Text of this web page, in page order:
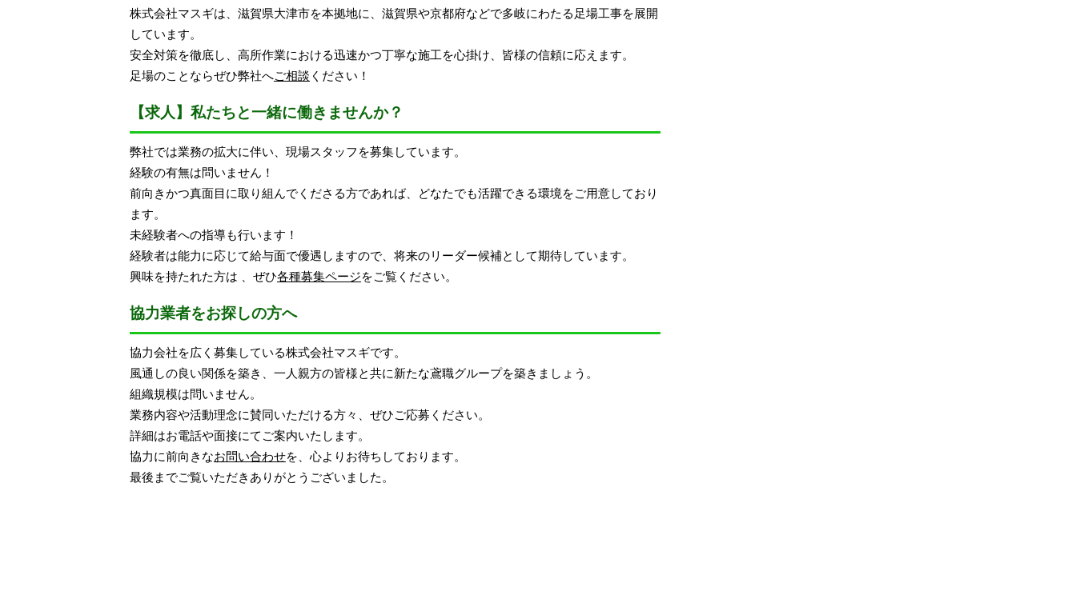
株式会社マスギは、滋賀県大津市を本拠地に、滋賀県や京都府などで多岐にわたる足場工事を展開
しています。
安全対策を徹底し、高所作業における迅速かつ丁寧な施工を心掛け、皆様の信頼に応えます。
足場のことならぜひ弊社へご相談 ください！
【求人】私たちと一緒に働きませんか？
弊社では業務の拡大に伴い、現場スタッフを募集しています。
経験の有無は問いません！
前向きかつ真面目に取り組んでくださる方であれば、どなたでも活躍できる環境をご用意しており
ます。
未経験者への指導も行います！
経験者は能力に応じて給与面で優遇しますので、将来のリーダー候補として期待しています。
興味を持たれた方は 、ぜひ各種募集ページをご覧ください。
協力業者をお探しの方へ
協力会社を広く募集している株式会社マスギです。
風通しの良い関係を築き、一人親方の皆様と共に新たな鳶職グループを築きましょう。
組織規模は問いません。
業務内容や活動理念に賛同いただける方々、ぜひご応募ください。
詳細はお電話や面接にてご案内いたします。
協力に前向きなお問い合わせを、心よりお待ちしております。
最後までご覧いただきありがとうございました。